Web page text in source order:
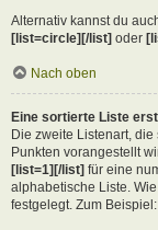
Alternativ kannst du
[list=circle][/list] oder
Nach oben
Eine sortierte Liste
Die zweite Listenart,
Punkten vorangestellt
[list=1][/list] für eine
alphabetische Liste.
festgelegt. Zum Beispiel: